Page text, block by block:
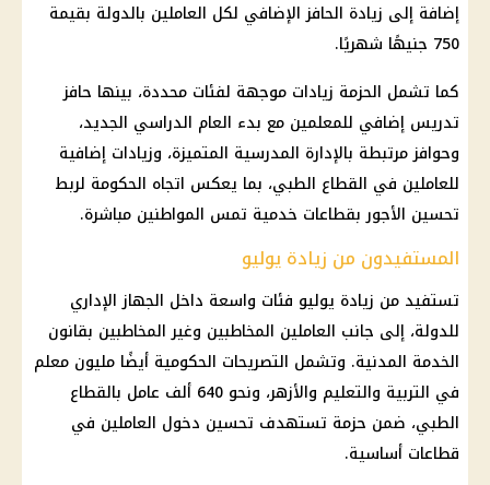
إضافة إلى زيادة الحافز الإضافي لكل العاملين بالدولة بقيمة
750 جنيهًا شهريًا.
كما تشمل الحزمة زيادات موجهة لفئات محددة، بينها حافز
تدريس إضافي للمعلمين مع بدء العام الدراسي الجديد،
وحوافز مرتبطة بالإدارة المدرسية المتميزة، وزيادات إضافية
للعاملين في القطاع الطبي، بما يعكس اتجاه الحكومة لربط
تحسين الأجور بقطاعات خدمية تمس المواطنين مباشرة.
المستفيدون من زيادة يوليو
تستفيد من زيادة يوليو فئات واسعة داخل الجهاز الإداري
للدولة، إلى جانب العاملين المخاطبين وغير المخاطبين بقانون
الخدمة المدنية. وتشمل التصريحات الحكومية أيضًا مليون معلم
في التربية والتعليم والأزهر، ونحو 640 ألف عامل بالقطاع
الطبي، ضمن حزمة تستهدف تحسين دخول العاملين في
قطاعات أساسية.